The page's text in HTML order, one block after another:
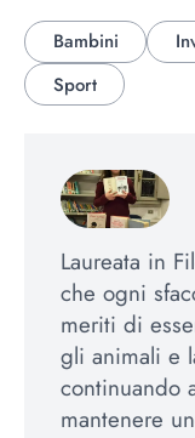
Bambini
Sport
Laureata in
che ogni
meriti di
gli animali e
continuando
mantenere